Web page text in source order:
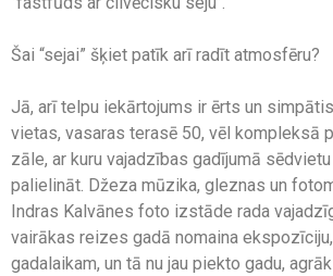
Šai “sejai” šķiet patīk arī radīt atmosfēru?
Jā, arī telpu iekārtojums ir ērts un
vietas, vasaras terasē 50, vēl kompleksā
zāle, ar kuru vajadzības gadījumā
palielināt. Džeza mūzika, gleznas un
Indras Kalvānes foto izstāde rada
vairākas reizes gadā nomaina
gadalaikam, un tā nu jau piekto gadu,